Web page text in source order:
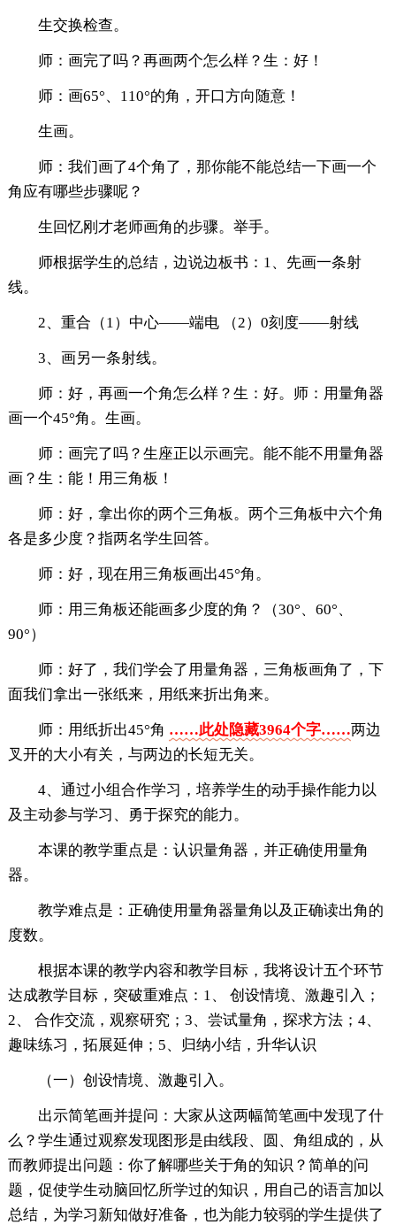
生交换检查。
师：画完了吗？再画两个怎么样？生：好！
师：画65°、110°的角，开口方向随意！
生画。
师：我们画了4个角了，那你能不能总结一下画一个
角应有哪些步骤呢？
生回忆刚才老师画角的步骤。举手。
师根据学生的总结，边说边板书：1、先画一条射
线。
2、重合（1）中心——端电 （2）0刻度——射线
3、画另一条射线。
师：好，再画一个角怎么样？生：好。师：用量角器
画一个45°角。生画。
师：画完了吗？生座正以示画完。能不能不用量角器
画？生：能！用三角板！
师：好，拿出你的两个三角板。两个三角板中六个角
各是多少度？指两名学生回答。
师：好，现在用三角板画出45°角。
师：用三角板还能画多少度的角？（30°、60°、
90°）
师：好了，我们学会了用量角器，三角板画角了，下
面我们拿出一张纸来，用纸来折出角来。
师：用纸折出45°角 ……此处隐藏3964个字……两边
叉开的大小有关，与两边的长短无关。
4、通过小组合作学习，培养学生的动手操作能力以
及主动参与学习、勇于探究的能力。
本课的教学重点是：认识量角器，并正确使用量角
器。
教学难点是：正确使用量角器量角以及正确读出角的
度数。
根据本课的教学内容和教学目标，我将设计五个环节
达成教学目标，突破重难点：1、 创设情境、激趣引入；
2、 合作交流，观察研究；3、尝试量角，探求方法；4、
趣味练习，拓展延伸；5、归纳小结，升华认识
（一）创设情境、激趣引入。
出示简笔画并提问：大家从这两幅简笔画中发现了什
么？学生通过观察发现图形是由线段、圆、角组成的，从
而教师提出问题：你了解哪些关于角的知识？简单的问
题，促使学生动脑回忆所学过的知识，用自己的语言加以
总结，为学习新知做好准备，也为能力较弱的学生提供了